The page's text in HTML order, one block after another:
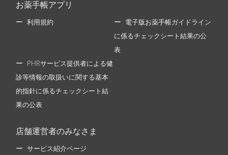
お薬手帳アプリ
利用規約 電子版お薬手帳ガイドライン
に係るチェックシート結果の公
表
PHRサービス提供者による健
診等情報の取扱いに関する基本
的指針に係るチェックシート結
果の公表
店舗運営者のみなさま
サービス紹介ページ